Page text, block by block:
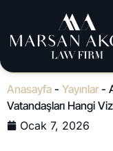
Anasayfa - Yayınlar-
Vatandaşları Hangi
Ocak 7, 2026